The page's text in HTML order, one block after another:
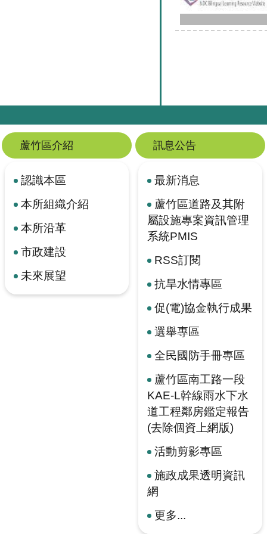
蘆竹區介紹
認識本區
本所組織介紹
本所沿革
市政建設
未來展望
訊息公告
最新消息
蘆竹區道路及其附
屬設施專案資訊管理
系統PMIS
RSS訂閱
抗旱水情專區
促(電)協金執行成果
選舉專區
全民國防手冊專區
蘆竹區南工路一段
KAE-L幹線雨水下水
道工程鄰房鑑定報告
(去除個資上網版)
活動剪影專區
施政成果透明資訊
網
更多...